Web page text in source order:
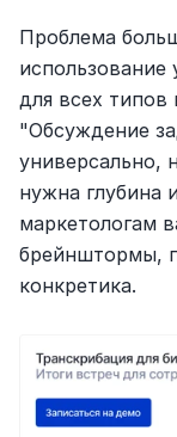
Проблема
использование
для всех типов
"Обсуждение
универсально,
нужна глубина
маркетологам
брейнштормы,
конкретика.